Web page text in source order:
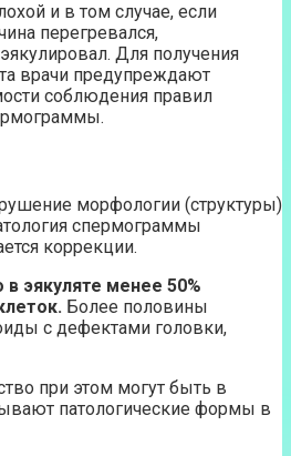
и в том случае, если
перегревался,
Для получения
врачи предупреждают
соблюдения правил
морфологии (структуры)
спермограммы
коррекции.
эякуляте менее 50%
Более половины
с дефектами головки,
при этом могут быть в
патологические формы в